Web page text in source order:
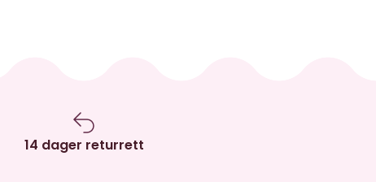
14 dager returrett